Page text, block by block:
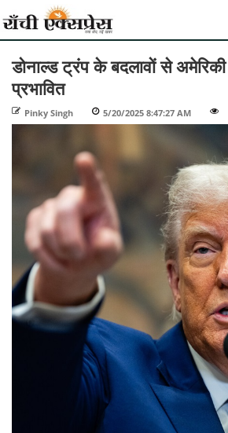
डोनाल्ड ट्रंप के बदलावों से
प्रभावित
Pinky Singh 5/20/2025 8:47:27 AM